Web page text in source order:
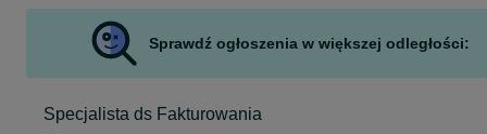
Sprawdź ogłoszenia w większej odległości:
Specjalista ds Fakturowania